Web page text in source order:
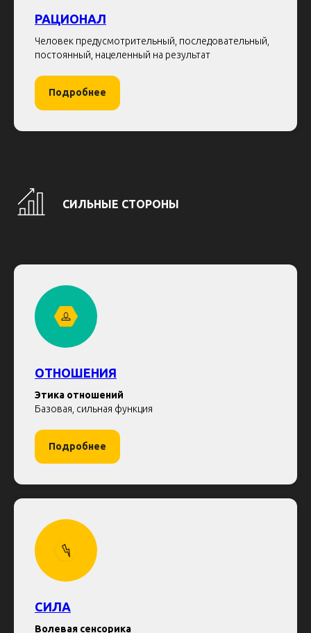
РАЦИОНАЛ
Человек предусмотрительный, последовательный,
постоянный, нацеленный на результат
Подробнее
СИЛЬНЫЕ СТОРОНЫ
ОТНОШЕНИЯ
Этика отношений
Базовая, сильная функция
Подробнее
СИЛА
Волевая сенсорика